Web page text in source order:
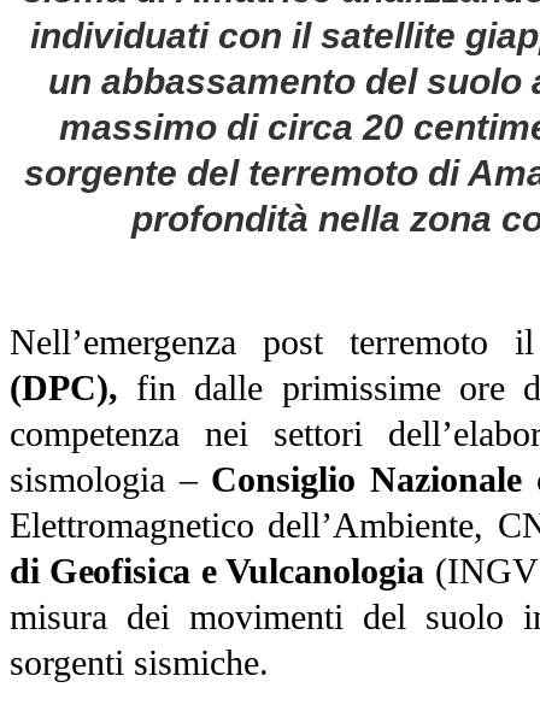
individuati con il satellite
un abbassamento del
massimo di circa 20
sorgente del terremoto di
profondità nella zona
Nell’emergenza post
(DPC), fin dalle primissime ore
competenza nei settori
sismologia – Consiglio Nazionale
Elettromagnetico dell’Ambiente,
di Geofisica e Vulcanologia
misura dei movimenti del suolo
sorgenti sismiche.